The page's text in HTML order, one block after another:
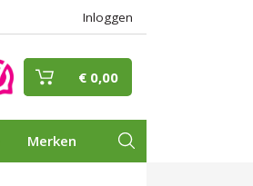
Inloggen
€ 0,00
Merken